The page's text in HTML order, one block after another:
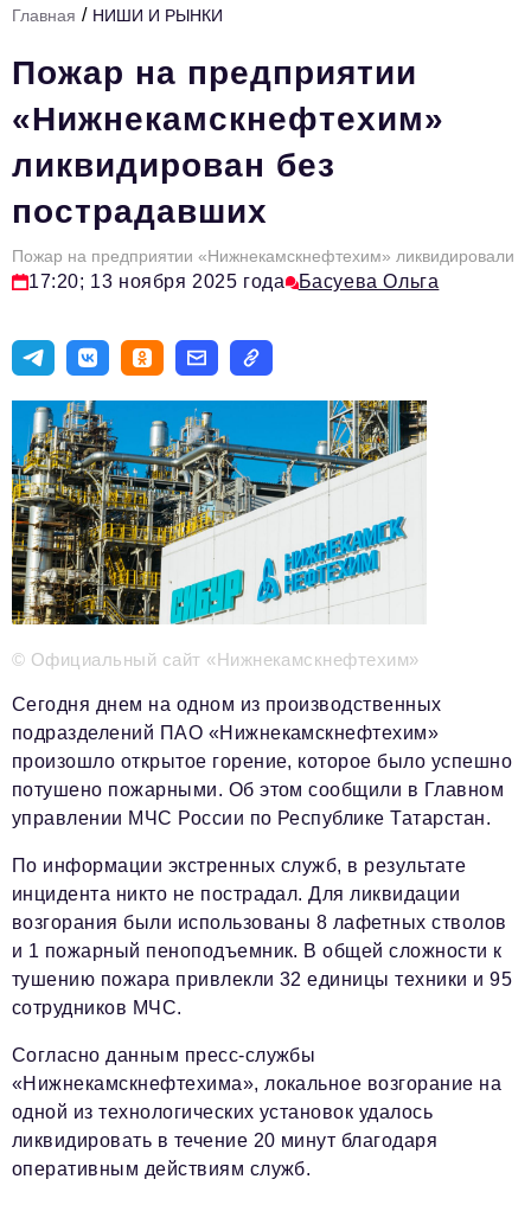
Тема номера
HR
Персона номера
Инфраструктура развития
Технологии тренды
Импортозамещение
ОПК
Авторские материалы
Видео
Телефон редакции: +7 495 727-01-67
Электронные почты редакции:
Информационный отдел
Отдел рекламы
reklama@business-magazine.online
Отдел распространения/редакционная подписка
podpiska@business-magazine.online
partner@business-magazine.online
Главная / НИШИ И РЫНКИ
Пожар на предприятии
«Нижнекамскнефтехим»
ликвидирован без
пострадавших
Пожар на предприятии «Нижнекамскнефтехим» ликвидировали
17:20; 13 ноября 2025 года Басуева Ольга
© Официальный сайт «Нижнекамскнефтехим»
Сегодня днем на одном из производственных
подразделений ПАО «Нижнекамскнефтехим»
произошло открытое горение, которое было успешно
потушено пожарными. Об этом сообщили в Главном
управлении МЧС России по Республике Татарстан.
По информации экстренных служб, в результате
инцидента никто не пострадал. Для ликвидации
возгорания были использованы 8 лафетных стволов
и 1 пожарный пеноподъемник. В общей сложности к
тушению пожара привлекли 32 единицы техники и 95
сотрудников МЧС.
Согласно данным пресс-службы
«Нижнекамскнефтехима», локальное возгорание на
одной из технологических установок удалось
ликвидировать в течение 20 минут благодаря
оперативным действиям служб.